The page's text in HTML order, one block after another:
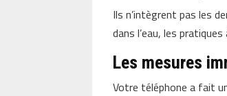
Ils n’intègrent pas les
dans l’eau, les
Les mesures
Votre téléphone a fait